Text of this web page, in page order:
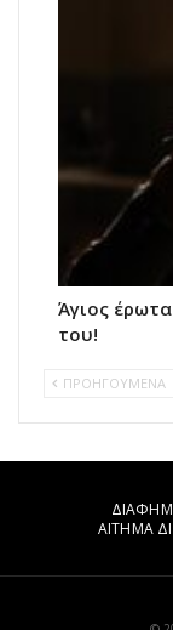
Άγιος
του!
ΠΡΟΗΓΟΥΜΕΝΑ
ΑΙΤΗΜΑ